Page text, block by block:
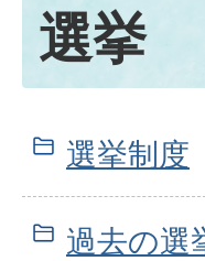
選挙
選挙制度
過去の選